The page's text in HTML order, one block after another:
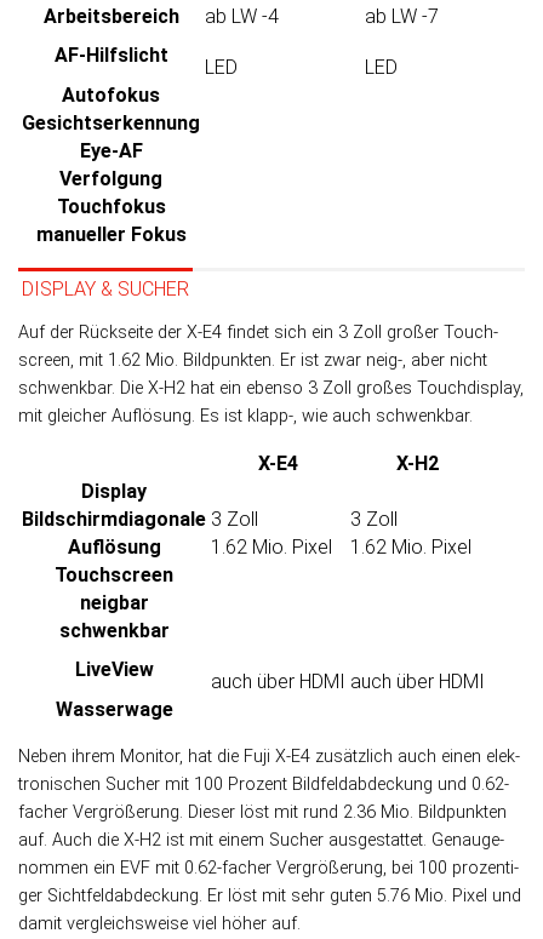
Arbeits­bereich ab LW -4
ab LW -7
AF-Hilfslicht
LED
LED
Autofokus
Gesichtserkennung
Eye-AF
Verfolgung
Touchfokus
manueller Fokus
DISPLAY & SUCHER
Auf der Rückseite der X-E4 findet sich ein 3 Zoll großer Touch­
screen, mit 1.62 Mio. Bild­punk­ten. Er ist zwar neig-, aber nicht
schwenk­bar. Die X-H2 hat ein eben­so 3 Zoll großes Touch­display,
mit gleicher Auf­lö­sung. Es ist klapp-, wie auch schwenkbar.
X-E4
X-H2
Display
Bildschirm­diagonale 3 Zoll
3 Zoll
Auflösung
1.62 Mio. Pixel
1.62 Mio. Pixel
Touch­screen
neigbar
schwenkbar
LiveView
auch über HDMI auch über HDMI
Wasser­wage
Neben ihrem Monitor, hat die Fuji X-E4 zusätzlich auch einen elek­
tro­ni­schen Sucher mit 100 Pro­zent Bild­feld­ab­dec­kung und 0.62-
facher Ver­größe­rung. Die­ser löst mit rund 2.36 Mio. Bild­punk­ten
auf. Auch die X-H2 ist mit einem Sucher aus­ge­stat­tet. Ge­nau­ge­
nom­men ein EVF mit 0.62-facher Ver­größe­rung, bei 100 pro­zen­ti­
ger Sicht­feld­ab­dec­kung. Er löst mit sehr guten 5.76 Mio. Pixel und
da­mit ver­gleichs­weise viel höher auf.